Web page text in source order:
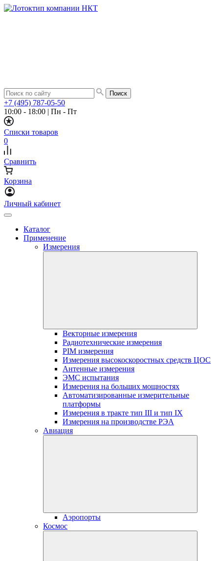
+7 (495) 787-05-50
10:00 - 18:00 | Пн - Пт
Списки товаров
0
Сравнить
Корзина
Личный кабинет
Каталог
Применение
Измерения
Векторные измерения
Радиотехнические измерения
PIM измерения
Измерения высокоскоростных средств ЦОС
Антенные измерения
ЭМС испытания
Измерения на больших мощностях
Автоматизированные измерительные
платформы
Измерения в тракте тип III и тип IX
Измерения на производстве РЭА
Авиация
Аэропорты
Космос